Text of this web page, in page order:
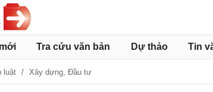
Tra cứu văn bản Dự thảo Tin
luật Xây dựng, Đầu tư